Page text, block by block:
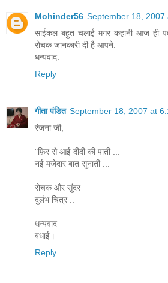
Mohinder56 September 18, 2007
साईकल बहुत चलाई मगर कहानी आज ही
रोचक जानकारी दी है आपने.
धन्यवाद.
Reply
गीता पंडित September 18, 2007 at
रंजना जी,
"फ़िर से आई दीदी की पाती ...
नई मजेदार बात सुनाती ...
रोचक और सुंदर
दुर्लभ चित्र ..
धन्यवाद
बधाई।
Reply